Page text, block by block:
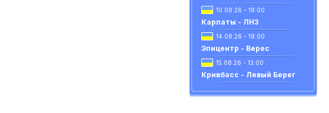
10.08.26 - 18:00
Карпаты - ЛНЗ
14.08.26 - 18:00
Эпицентр - Верес
15.08.26 - 13:00
Кривбасс - Левый Берег